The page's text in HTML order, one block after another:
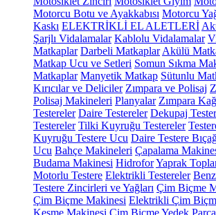
Motorcu Botu ve Ayakkabısı Motorcu
Kaskı ELEKTRİKLİ EL ALETLERİ
Şarjlı Vidalamalar Kablolu Vidalamalar
Matkaplar Darbeli Matkaplar Akülü
Matkap Ucu ve Setleri Somun Sıkma
Matkaplar Manyetik Matkap Sütunlu
Kırıcılar ve Deliciler Zımpara ve Polisaj
Polisaj Makineleri Planyalar Zımpara
Testereler Daire Testereler Dekupaj
Testereler Tilki Kuyruğu Testereler
Kuyruğu Testere Ucu Daire Testere
Ucu Bahçe Makineleri Çapalama
Budama Makinesi HidroforYaprak
Motorlu Testere Elektrikli Testereler
Testere Zincirleri ve Yağları Çim Biçme
Çim Biçme Makinesi Elektrikli Çim
Kesme Makinesi Çim Biçme Yedek Parça